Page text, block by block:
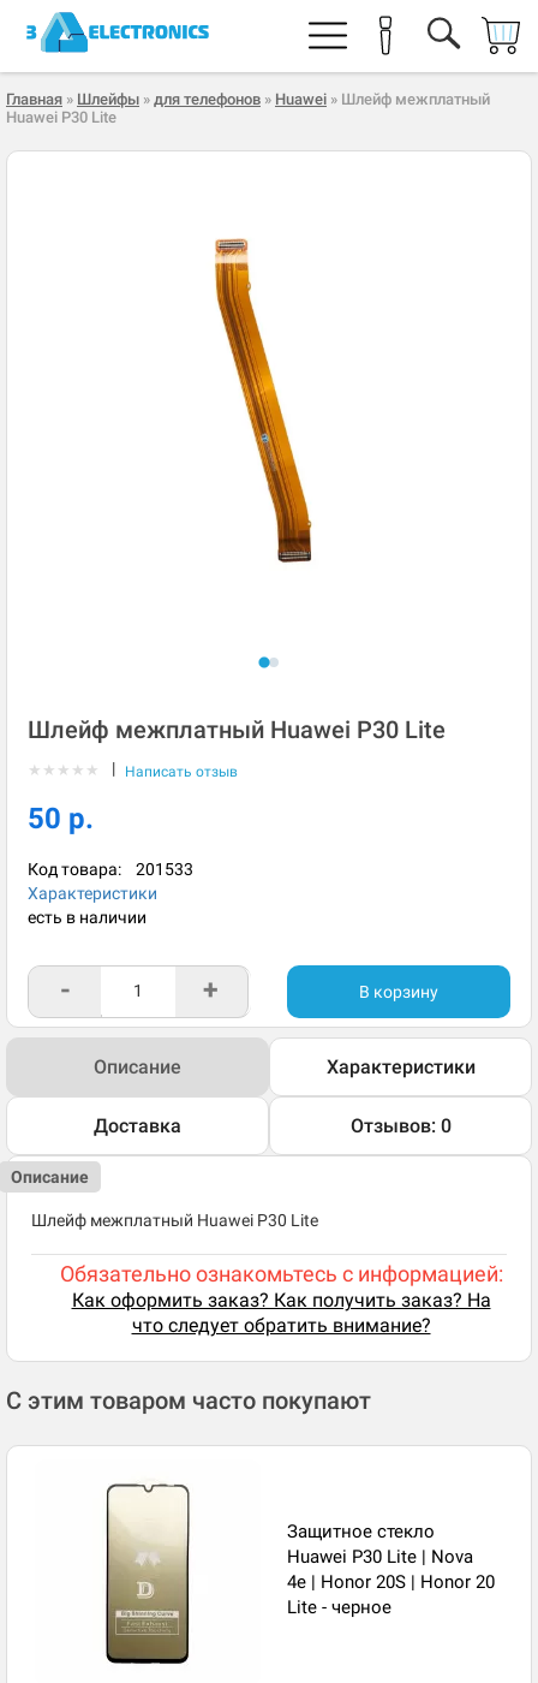
Главная » Шлейфы » для телефонов » Huawei » Шлейф межплатный
Huawei P30 Lite
Шлейф межплатный Huawei P30 Lite
★ ★ ★ ★ ★ | Написать отзыв
50 р.
Код товара: 201533
Характеристики
есть в наличии
- + В корзину
Описание Характеристики
Доставка Отзывов: 0
Описание
Шлейф межплатный Huawei P30 Lite
Обязательно ознакомьтесь с информацией:
Как оформить заказ? Как получить заказ? На
что следует обратить внимание?
С этим товаром часто покупают
Защитное стекло
Huawei P30 Lite | Nova
4e | Honor 20S | Honor 20
Lite - черное